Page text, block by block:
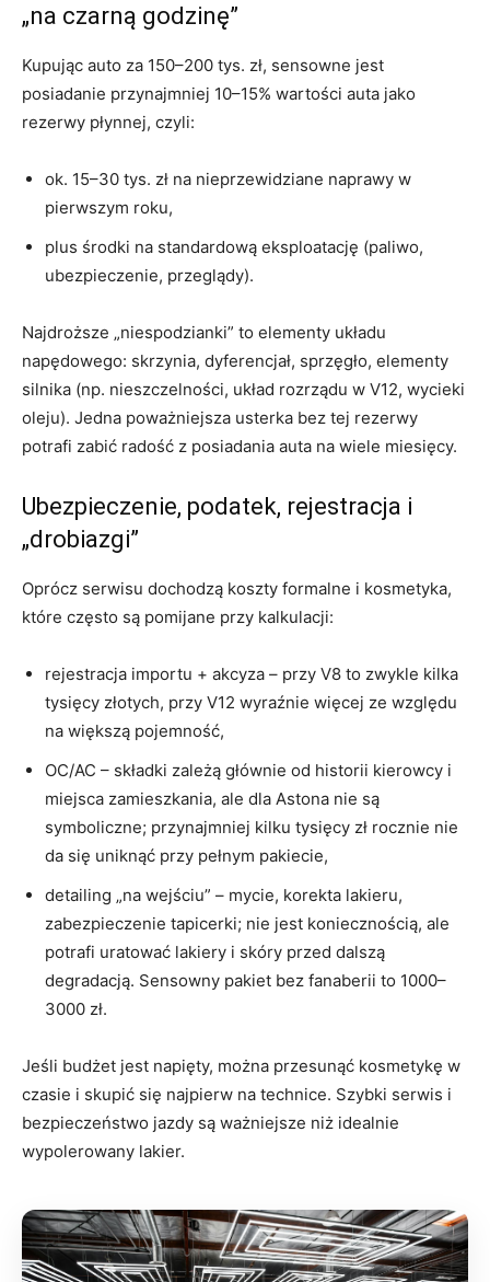
„na czarną godzinę”
Kupując auto za 150–200 tys. zł, sensowne jest
posiadanie przynajmniej 10–15% wartości auta jako
rezerwy płynnej, czyli:
ok. 15–30 tys. zł na nieprzewidziane naprawy w
pierwszym roku,
plus środki na standardową eksploatację (paliwo,
ubezpieczenie, przeglądy).
Najdroższe „niespodzianki” to elementy układu
napędowego: skrzynia, dyferencjał, sprzęgło, elementy
silnika (np. nieszczelności, układ rozrządu w V12, wycieki
oleju). Jedna poważniejsza usterka bez tej rezerwy
potrafi zabić radość z posiadania auta na wiele miesięcy.
Ubezpieczenie, podatek, rejestracja i
„drobiazgi”
Oprócz serwisu dochodzą koszty formalne i kosmetyka,
które często są pomijane przy kalkulacji:
rejestracja importu + akcyza – przy V8 to zwykle kilka
tysięcy złotych, przy V12 wyraźnie więcej ze względu
na większą pojemność,
OC/AC – składki zależą głównie od historii kierowcy i
miejsca zamieszkania, ale dla Astona nie są
symboliczne; przynajmniej kilku tysięcy zł rocznie nie
da się uniknąć przy pełnym pakiecie,
detailing „na wejściu” – mycie, korekta lakieru,
zabezpieczenie tapicerki; nie jest koniecznością, ale
potrafi uratować lakiery i skóry przed dalszą
degradacją. Sensowny pakiet bez fanaberii to 1000–
3000 zł.
Jeśli budżet jest napięty, można przesunąć kosmetykę w
czasie i skupić się najpierw na technice. Szybki serwis i
bezpieczeństwo jazdy są ważniejsze niż idealnie
wypolerowany lakier.